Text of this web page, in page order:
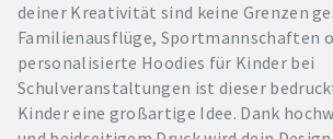
deiner Kreativität sind keine Grenzen
Familienausflüge, Sportmannschaften
personalisierte Hoodies für Kinder bei
Schulveranstaltungen ist dieser
Kinder eine großartige Idee. Dank